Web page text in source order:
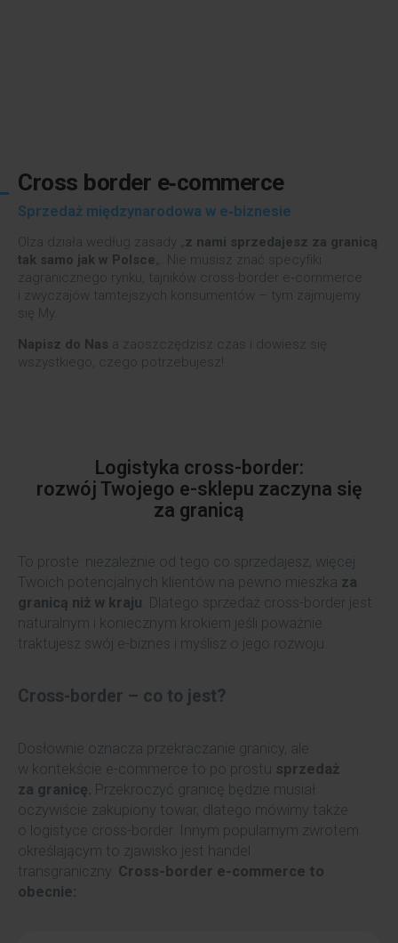
Cross border e‑commerce
Sprzedaż międzynarodowa w e‑biznesie
Olza działa według zasady „z nami sprzedajesz za granicą
tak samo jak w Polsce„. Nie musisz znać specyfiki
zagranicznego rynku, tajników cross-border e‑commerce
i zwyczajów tamtejszych konsumentów – tym zajmujemy
się My.
Napisz do Nas a zaoszczędzisz czas i dowiesz się
wszystkiego, czego potrzebujesz!
Logistyka cross-border:
rozwój Twojego e-sklepu zaczyna się
za granicą
To proste: niezależnie od tego co sprzedajesz, więcej
Twoich potencjalnych klientów na pewno mieszka za
granicą niż w kraju . Dlatego sprzedaż cross-border jest
naturalnym i koniecznym krokiem jeśli poważnie
traktujesz swój e-biznes i myślisz o jego rozwoju.
Cross-border – co to jest?
Dosłownie oznacza przekraczanie granicy, ale
w kontekście e-commerce to po prostu sprzedaż
za granicę. Przekroczyć granicę będzie musiał
oczywiście zakupiony towar, dlatego mówimy także
o logistyce cross-border. Innym popularnym zwrotem
określającym to zjawisko jest handel
transgraniczny. Cross-border e-commerce to
obecnie: